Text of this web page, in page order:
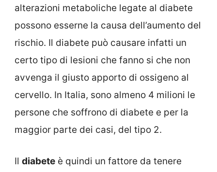
alterazioni metaboliche legate al diabete
possono esserne la causa dell’aumento del
rischio. Il diabete può causare infatti un
certo tipo di lesioni che fanno si che non
avvenga il giusto apporto di ossigeno al
cervello. In Italia, sono almeno 4 milioni le
persone che soffrono di diabete e per la
maggior parte dei casi, del tipo 2.
Il diabete è quindi un fattore da tenere